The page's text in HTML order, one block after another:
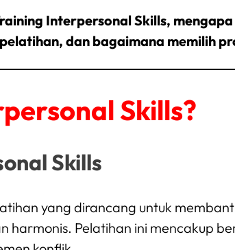
Interpersonal Skills,
dan bagaimana memilih
Skills?
Skills
yang dirancang untuk
Pelatihan ini mencakup